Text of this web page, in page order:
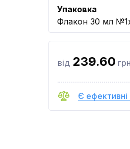
Упаковка
Флакон 30 мл
від 239.60 грн
Є ефективні